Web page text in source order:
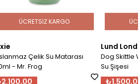
Dog Skittle Water Bottle